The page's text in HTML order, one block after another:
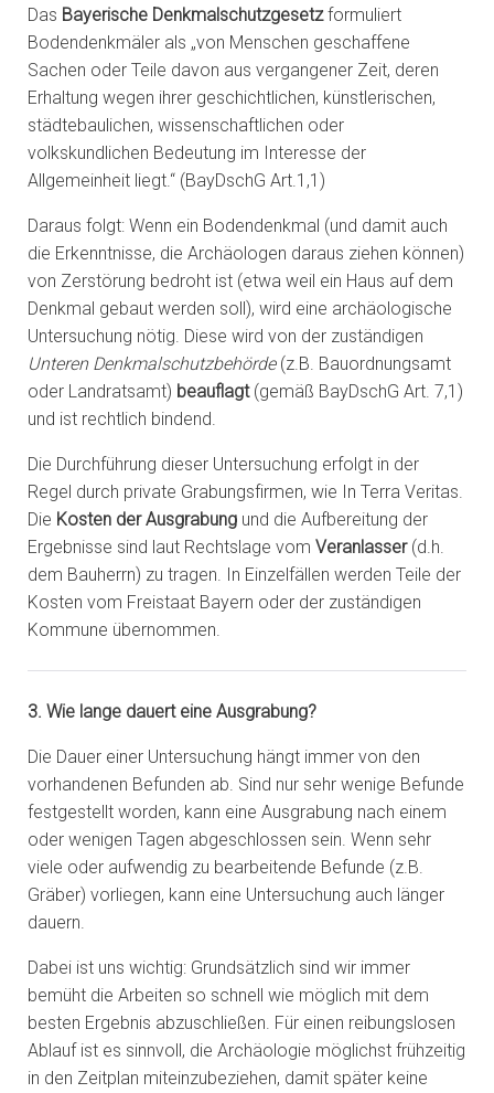
Das Bayerische Denkmalschutzgesetzformuliert
Bodendenkmäler als „von Menschen geschaffene
Sachen oder Teile davon aus vergangener Zeit, deren
Erhaltung wegen ihrer geschichtlichen, künstlerischen,
städtebaulichen, wissenschaftlichen oder
volkskundlichen Bedeutung im Interesse der
Allgemeinheit liegt.“ (BayDschG Art.1,1)
Daraus folgt: Wenn ein Bodendenkmal (und damit auch
die Erkenntnisse, die Archäologen daraus ziehen können)
von Zerstörung bedroht ist (etwa weil ein Haus auf dem
Denkmal gebaut werden soll), wird eine archäologische
Untersuchung nötig. Diese wird von der zuständigen
Unteren Denkmalschutzbehörde(z.B. Bauordnungsamt
oder Landratsamt) beauflagt(gemäß BayDschG Art. 7,1)
und ist rechtlich bindend.
Die Durchführung dieser Untersuchung erfolgt in der
Regel durch private Grabungsfirmen, wie In Terra Veritas.
Die Kosten der Ausgrabung und die Aufbereitung der
Ergebnisse sind laut Rechtslage vom Veranlasser (d.h.
dem Bauherrn) zu tragen. In Einzelfällen werden Teile der
Kosten vom Freistaat Bayern oder der zuständigen
Kommune übernommen.
3. Wie lange dauert eine Ausgrabung?
Die Dauer einer Untersuchung hängt immer von den
vorhandenen Befunden ab. Sind nur sehr wenige Befunde
festgestellt worden, kann eine Ausgrabung nach einem
oder wenigen Tagen abgeschlossen sein. Wenn sehr
viele oder aufwendig zu bearbeitende Befunde (z.B.
Gräber) vorliegen, kann eine Untersuchung auch länger
dauern.
Dabei ist uns wichtig: Grundsätzlich sind wir immer
bemüht die Arbeiten so schnell wie möglich mit dem
besten Ergebnis abzuschließen. Für einen reibungslosen
Ablauf ist es sinnvoll, die Archäologie möglichst frühzeitig
in den Zeitplan miteinzubeziehen, damit später keine